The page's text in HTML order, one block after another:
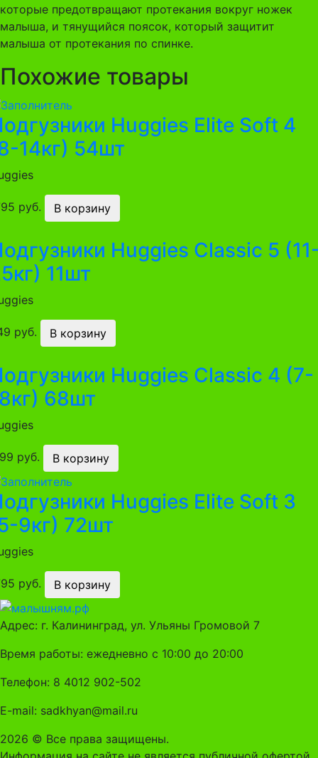
которые предотвращают протекания вокруг ножек
малыша, и тянущийся поясок, который защитит
малыша от протекания по спинке.
Похожие товары
Huggies Elite Soft 4
14кг) 54шт
руб. В корзину
Huggies Classic 5
11шт
руб. В корзину
Huggies Classic 4 (7-
68шт
руб. В корзину
Huggies Elite Soft 3
9кг) 72шт
руб. В корзину
Адрес: г. Калининград, ул. Ульяны Громовой 7
Время работы: ежедневно с 10:00 до 20:00
Телефон: 8 4012 902-502
E-mail: sadkhyan@mail.ru
2026 © Все права защищены.